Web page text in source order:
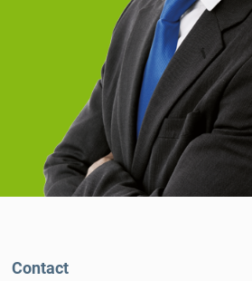
Contact